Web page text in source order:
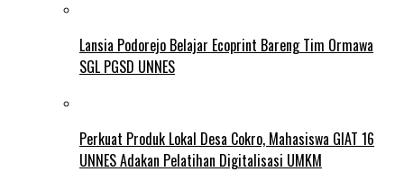
Lansia Podorejo Belajar Ecoprint Bareng Tim Ormawa
SGL PGSD UNNES
Perkuat Produk Lokal Desa Cokro, Mahasiswa GIAT 16
UNNES Adakan Pelatihan Digitalisasi UMKM